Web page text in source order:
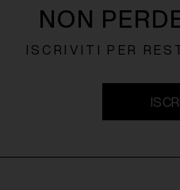
NON
ISCRIVITI PER